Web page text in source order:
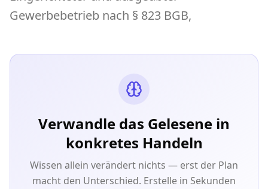
Gewerbebetrieb nach § 823 BGB,
Verwandle das Gelesene in
konkretes Handeln
Wissen allein verändert nichts — erst der Plan
macht den Unterschied. Erstelle in Sekunden